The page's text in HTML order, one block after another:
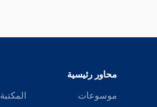
محاور رئيسية
موسوعات المكتبة